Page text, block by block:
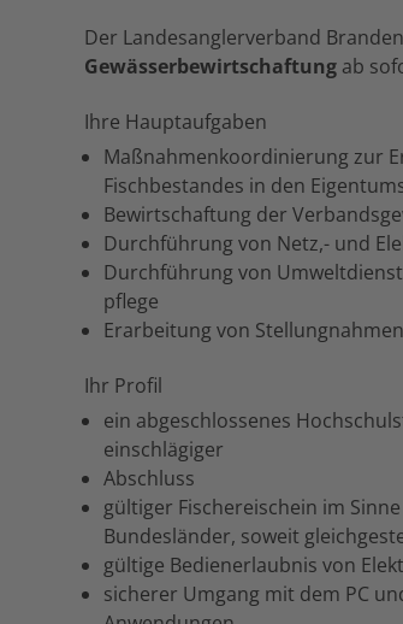
Der Landesanglerverband
Gewässerbewirtschaftung ab
Ihre Hauptaufgaben
Maßnahmenkoordinierung zur
Fischbestandes in den
Bewirtschaftung der
Durchführung von Netz,- und
Durchführung von
pflege
Erarbeitung von
Ihr Profil
ein abgeschlossenes
einschlägiger
Abschluss
gültiger Fischereischein im
Bundesländer, soweit
gültige Bedienerlaubnis von
sicherer Umgang mit dem PC